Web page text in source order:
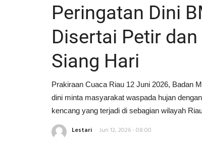
Peringatan Dini
Disertai Petir
Siang Hari
Prakiraan Cuaca Riau 12 Juni 2026, Badan
dini minta masyarakat waspada hujan
kencang yang terjadi di sebagian wilayah
Lestari Jun 12, 2026 - 08:00